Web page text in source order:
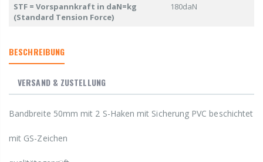
STF = Vorspannkraft in daN=kg
(Standard Tension Force)
180daN
BESCHREIBUNG
VERSAND & ZUSTELLUNG
Bandbreite 50mm mit 2 S-Haken mit Sicherung PVC beschichtet
mit GS-Zeichen